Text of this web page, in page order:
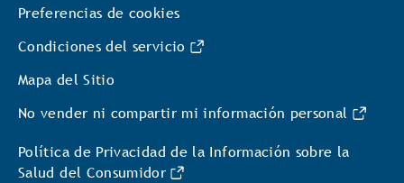
Preferencias de cookies
Condiciones del servicio
Mapa del Sitio
No vender ni compartir mi información personal
Política de Privacidad de la Información sobre la
Salud del Consumidor